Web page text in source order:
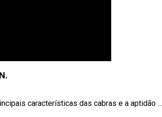
características das cabras e a aptidão ...